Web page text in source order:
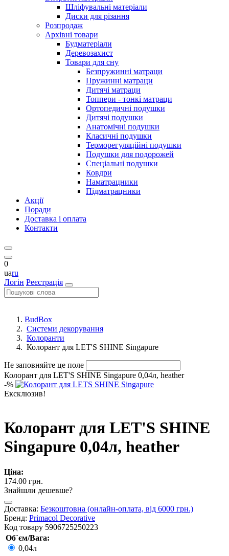
Шліфувальні матеріали
Диски для різання
Розпродаж
Архівні товари
Будматеріали
Деревозахист
Товари для сну
Безпружинні матраци
Пружинні матраци
Дитячі матраци
Топпери - тонкі матраци
Ортопедичні подушки
Дитячі подушки
Анатомічні подушки
Класичні подушки
Терморегуляційні подушки
Подушки для подорожей
Спеціальні подушки
Ковдри
Наматрацники
Підматрацники
Акції
Поради
Доставка і оплата
Контакти
0
uaru
Логін Реєстрація
BudBox
Системи декорування
Колоранти
Колорант для LET'S SHINE Singapure
Не заповняйте це поле
Колорант для LET'S SHINE Singapure 0,04л, heather
-%
Ексклюзив!
Колорант для LET'S SHINE
Singapure 0,04л, heather
Ціна:
174.00 грн.
Знайшли дешевше?
Доставка: Безкоштовна (онлайн-оплата, від 6000 грн.)
Бренд: Primacol Decorative
Код товару 5906725250223
Об`єм/Вага:
0,04л